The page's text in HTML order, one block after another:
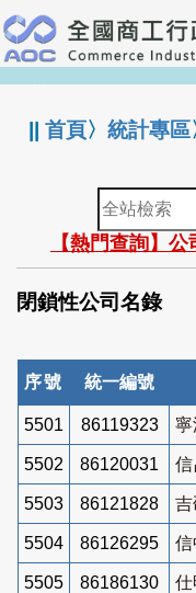
跳
到
主
要
:::
||首頁〉統計專區
全
站
檢
索
【熱門查詢】
閉鎖性公司名錄
序號 統一編號
5501 86119323 寧
5502 86120031 信
5503 86121828 吉
5504 86126295 信
5505 86186130 仕